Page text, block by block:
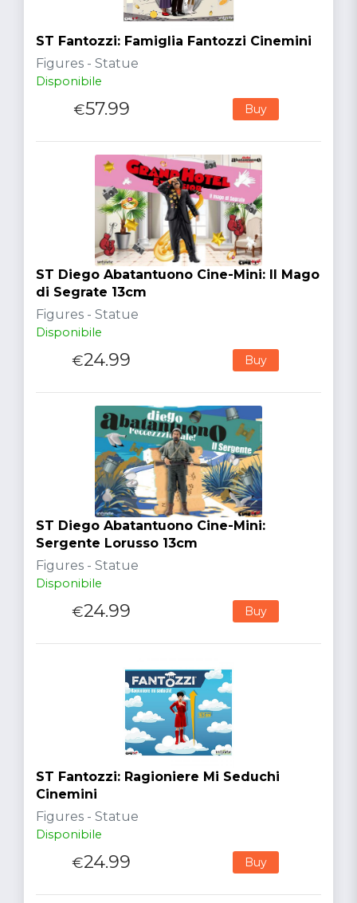
ST Fantozzi: Famiglia Fantozzi Cinemini
Figures - Statue
Disponibile
€57.99 Buy
ST Diego Abatantuono Cine-Mini: Il Mago
di Segrate 13cm
Figures - Statue
Disponibile
€24.99 Buy
ST Diego Abatantuono Cine-Mini:
Sergente Lorusso 13cm
Figures - Statue
Disponibile
€24.99 Buy
ST Fantozzi: Ragioniere Mi Seduchi
Cinemini
Figures - Statue
Disponibile
€24.99 Buy